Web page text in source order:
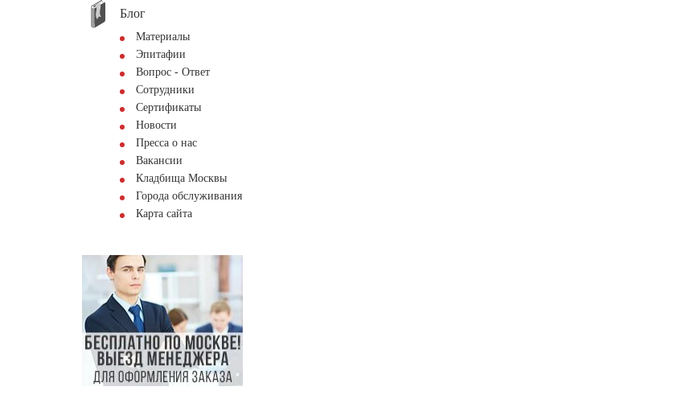
Блог
Материалы
Эпитафии
Вопрос - Ответ
Сотрудники
Сертификаты
Новости
Пресса о нас
Вакансии
Кладбища Москвы
Города обслуживания
Карта сайта